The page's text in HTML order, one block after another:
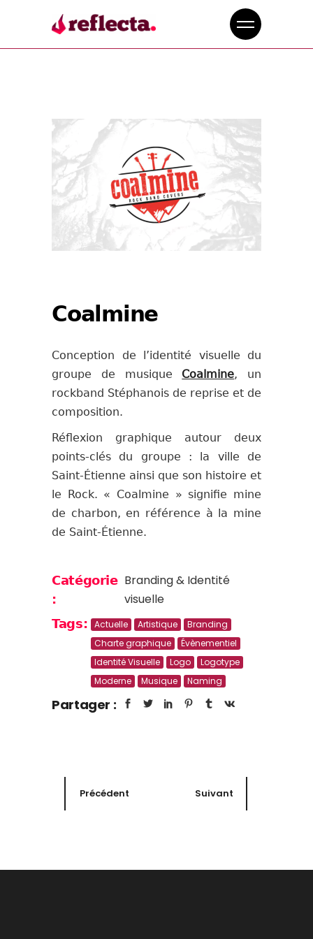
Coalmine
Conception de l’identité visuelle du
groupe de musique Coalmine, un
rockband Stéphanois de reprise et de
composition.
Réflexion graphique autour deux
points-clés du groupe : la ville de
Saint-Étienne ainsi que son histoire et
le Rock. « Coalmine » signifie mine
de charbon, en référence à la mine
de Saint-Étienne.
Catégorie
:
Branding & Identité
visuelle
Tags: Actuelle Artistique
Branding
Charte graphique
Évènementiel
Identité Visuelle
Logo
Logotype
Moderne
Musique Naming
Partager :
Précédent Suivant